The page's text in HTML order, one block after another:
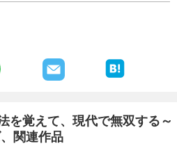
を覚えて、現代で無双する～
関連作品